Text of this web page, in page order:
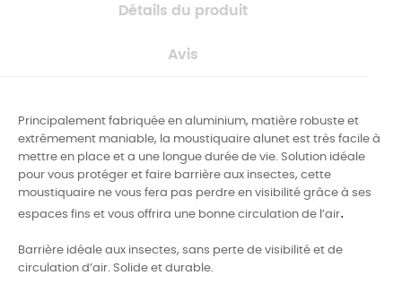
Détails du produit
Avis
Principalement fabriquée en aluminium, matière robuste et
extrêmement maniable, la moustiquaire alunet est très facile à
mettre en place et a une longue durée de vie. Solution idéale
pour vous protéger et faire barrière aux insectes, cette
moustiquaire ne vous fera pas perdre en visibilité grâce à ses
espaces fins et vous offrira une bonne circulation de l’air.
Barrière idéale aux insectes, sans perte de visibilité et de
circulation d’air. Solide et durable.